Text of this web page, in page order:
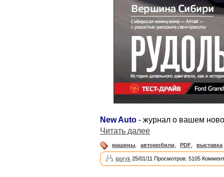
New Auto - журнал о вашем
Читать далее
машины автомобили PDF выставка
igoryk 25/01/11 Просмотров: 5105